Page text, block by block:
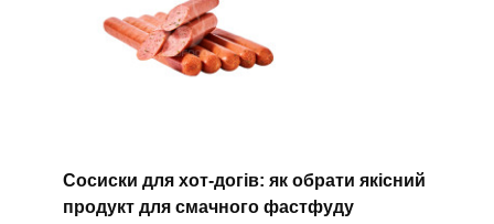
Сосиски для хот-догів: як обрати якісний
продукт для смачного фастфуду